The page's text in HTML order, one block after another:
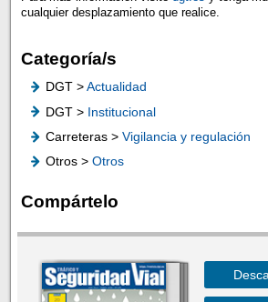
cualquier desplazamiento que realice.
Categoría/s
DGT >Actualidad
DGT > Institucional
Carreteras > Vigilancia y regulación
Otros > Otros
Compártelo